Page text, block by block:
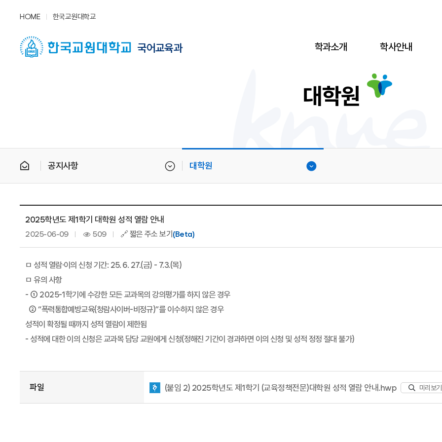
HOME 한국교원대학교
국어교육과 학과소개 학사안내
대학원
공지사항 대학원
2025학년도 제1학기 대학원 성적 열람 안내
2025-06-09 509 🔗 짧은 주소 보기 (Beta)
ㅁ 성적 열람·이의 신청 기간: 25. 6. 27.(금) - 7.3.(목)
ㅁ 유의 사항
- ① 2025-1학기에 수강한 모든 교과목의 강의평가를 하지 않은 경우
② “폭력통합예방교육(청람사이버-비정규)”를 이수하지 않은 경우
성적이 확정될 때까지 성적 열람이 제한됨
- 성적에 대한 이의 신청은 교과목 담당 교원에게 신청(정해진 기간이 경과하면 이의 신청 및 성적 정정 절대 불가)
파일 (붙임 2) 2025학년도 제1학기 (교육정책전문)대학원 성적 열람 안내.hwp 미리보기